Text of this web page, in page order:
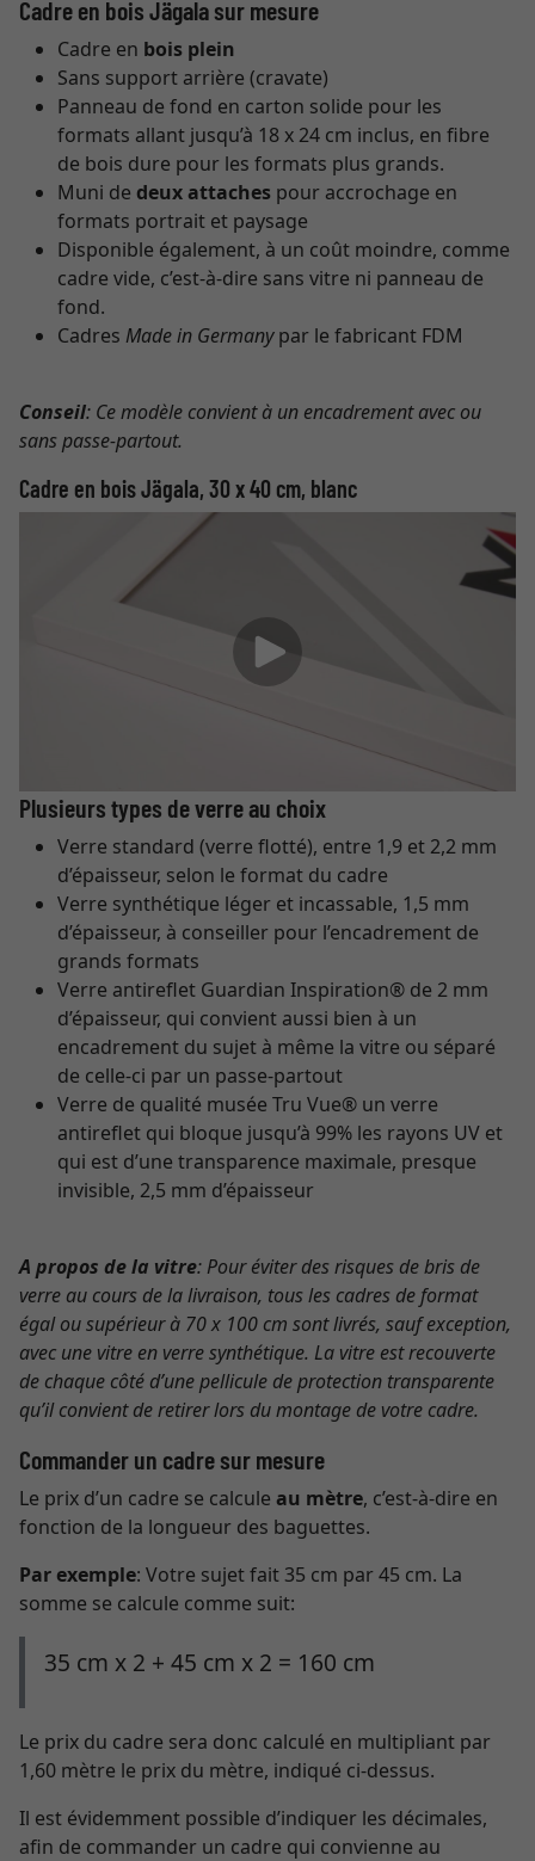
Cadre en bois Jägala sur mesure
Cadre en bois plein
Sans support arrière (cravate)
Panneau de fond en carton solide pour les
formats allant jusqu’à 18 x 24 cm inclus, en fibre
de bois dure pour les formats plus grands.
Muni de deux attaches pour accrochage en
formats portrait et paysage
Disponible également, à un coût moindre, comme
cadre vide, c’est-à-dire sans vitre ni panneau de
fond.
Cadres Made in Germanypar le fabricant FDM
Conseil: Ce modèle convient à un encadrement avec ou
sans passe-partout.
Cadre en bois Jägala, 30 x 40 cm, blanc
Plusieurs types de verre au choix
Verre standard (verre flotté), entre 1,9 et 2,2 mm
d’épaisseur, selon le format du cadre
Verre synthétique léger et incassable, 1,5 mm
d’épaisseur, à conseiller pour l’encadrement de
grands formats
Verre antireflet Guardian Inspiration® de 2 mm
d’épaisseur, qui convient aussi bien à un
encadrement du sujet à même la vitre ou séparé
de celle-ci par un passe-partout
Verre de qualité musée Tru Vue® un verre
antireflet qui bloque jusqu’à 99% les rayons UV et
qui est d’une transparence maximale, presque
invisible, 2,5 mm d’épaisseur
A propos de la vitre: Pour éviter des risques de bris de
verre au cours de la livraison, tous les cadres de format
égal ou supérieur à 70 x 100 cm sont livrés, sauf exception,
avec une vitre en verre synthétique. La vitre est recouverte
de chaque côté d’une pellicule de protection transparente
qu’il convient de retirer lors du montage de votre cadre.
Commander un cadre sur mesure
Le prix d’un cadre se calcule au mètre, c’est-à-dire en
fonction de la longueur des baguettes.
Par exemple: Votre sujet fait 35 cm par 45 cm. La
somme se calcule comme suit:
35 cm x 2 + 45 cm x 2 = 160 cm
Le prix du cadre sera donc calculé en multipliant par
1,60 mètre le prix du mètre, indiqué ci-dessus.
Il est évidemment possible d’indiquer les décimales,
afin de commander un cadre qui convienne au